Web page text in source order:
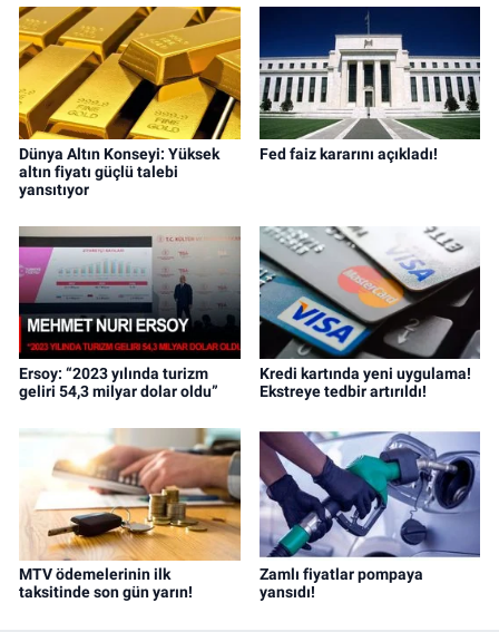
Dünya Altın Konseyi: Yüksek
altın fiyatı güçlü talebi
yansıtıyor
Fed faiz kararını açıkladı!
Ersoy: “2023 yılında turizm
geliri 54,3 milyar dolar oldu”
Kredi kartında yeni uygulama!
Ekstreye tedbir artırıldı!
MTV ödemelerinin ilk
taksitinde son gün yarın!
Zamlı fiyatlar pompaya
yansıdı!